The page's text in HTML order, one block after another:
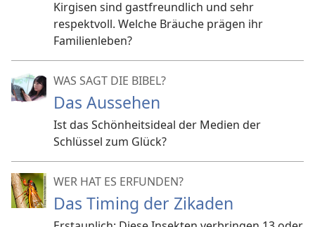
Kirgisen sind gastfreundlich und sehr
respektvoll. Welche Bräuche prägen ihr
Familienleben?
WAS SAGT DIE BIBEL?
Das Aussehen
Ist das Schönheitsideal der Medien der
Schlüssel zum Glück?
WER HAT ES ERFUNDEN?
Das Timing der Zikaden